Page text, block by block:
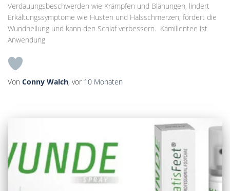
Verdauungsbeschwerden wie Krämpfen und Blähungen, lindert
Erkältungssymptome wie Husten und Halsschmerzen, fördert die
Wundheilung und kann den Schlaf verbessern. Kamillentee ist
Anwendung
Von Conny Walch, vor 10 Monaten